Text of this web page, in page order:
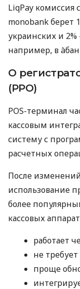
LiqPay комиссия
monobank берет
украинских и
например, в
О
(РРО)
POS-терминал
кассовым
систему с
расчетных
После
использование
более
кассовых
работает
не
проще